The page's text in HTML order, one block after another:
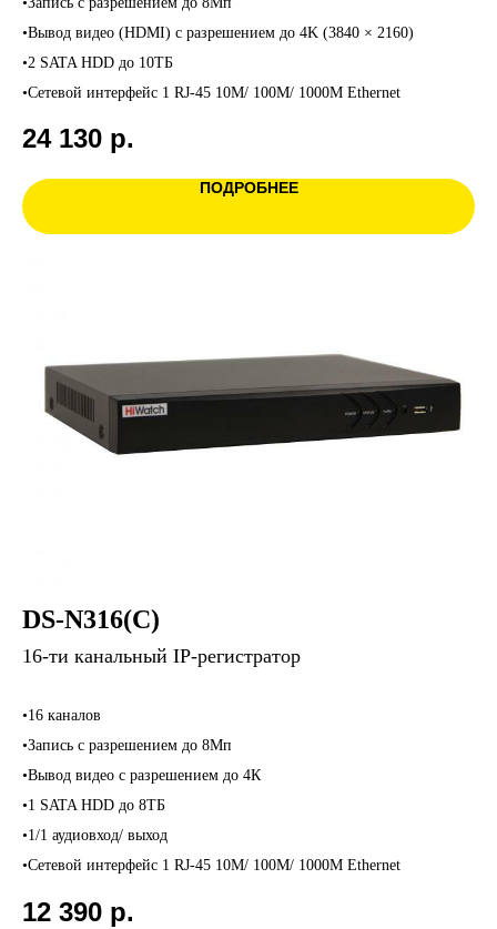
•Вывод видео (HDMI) с разрешением до 4K (3840 × 2160)
•2 SATA HDD до 10ТБ
•Сетевой интерфейс 1 RJ-45 10M/ 100M/ 1000M Ethernet
24 130 р.
ПОДРОБНЕЕ
DS-N316(C)
16-ти канальный IP-регистратор
•16 каналов
•Запись с разрешением до 8Мп
•Вывод видео с разрешением до 4К
•1 SATA HDD до 8ТБ
•1/1 аудиовход/ выход
•Сетевой интерфейс 1 RJ-45 10M/ 100M/ 1000M Ethernet
12 390 р.